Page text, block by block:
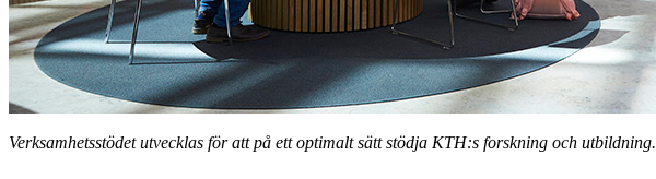
Verksamhetsstödet utvecklas för att på ett optimalt sätt stödja KTH:s forskning och utbildning.